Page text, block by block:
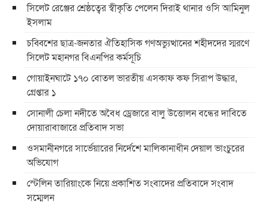
সিলেট রেঞ্জের শ্রেষ্ঠত্বের স্বীকৃতি পেলেন দিরাই থানার ওসি আমিনুল
ইসলাম
চব্বিশের ছাত্র-জনতার ঐতিহাসিক গণঅভ্যুত্থানের শহীদদের স্মরণে
সিলেট মহানগর বিএনপির কর্মসূচি
গোয়াইনঘাটে ১৭০ বোতল ভারতীয় এসকাফ কফ সিরাপ উদ্ধার,
গ্রেপ্তার ১
সোনালী চেলা নদীতে অবৈধ ড্রেজারে বালু উত্তোলন বন্ধের দাবিতে
দোয়ারাবাজারে প্রতিবাদ সভা
ওসমানীনগরে সার্ভেয়ারের নির্দেশে মালিকানাধীন দেয়াল ভাংচুরের
অভিযোগ
স্টেলিন তারিয়াংকে নিয়ে প্রকাশিত সংবাদের প্রতিবাদে সংবাদ
সম্মেলন